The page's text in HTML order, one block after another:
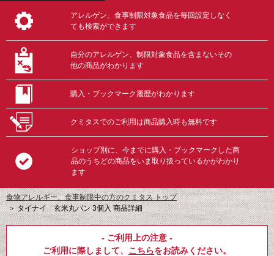
アレルゲン、食事制限対象食品を毎回設定しなく
ても検索ができます
自分のアレルゲン、制限対象食品を含まないその
他の商品がわかります
購入・ブックマーク履歴がわかります
クミタスでのご利用は商品購入時も無料です
ショップ別に、今までに購入・ブックマークした商
品のうちどの商品をいま取り扱っているかがわかり
ます
食物アレルギー、食事制限中の方のクミタス トップ
＞タイナイ 玄米丸パン 3個入 商品詳細
- ご利用上の注意 -
ご利用に際しまして、 こちらをお読みください。